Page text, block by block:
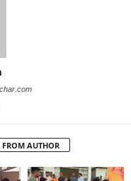
FROM AUTHOR